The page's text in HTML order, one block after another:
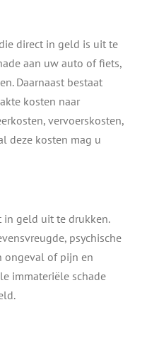
direct in geld is uit te
aan uw auto of fiets,
Daarnaast bestaat
kosten naar
vervoerskosten,
deze kosten mag u
in geld uit te drukken.
psychische
ongeval of pijn en
immateriële schade